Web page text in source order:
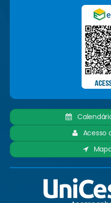
Acesso